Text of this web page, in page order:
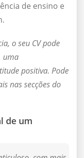
de ensino e
o seu CV pode
uma
positiva. Pode
nas secções do
de um